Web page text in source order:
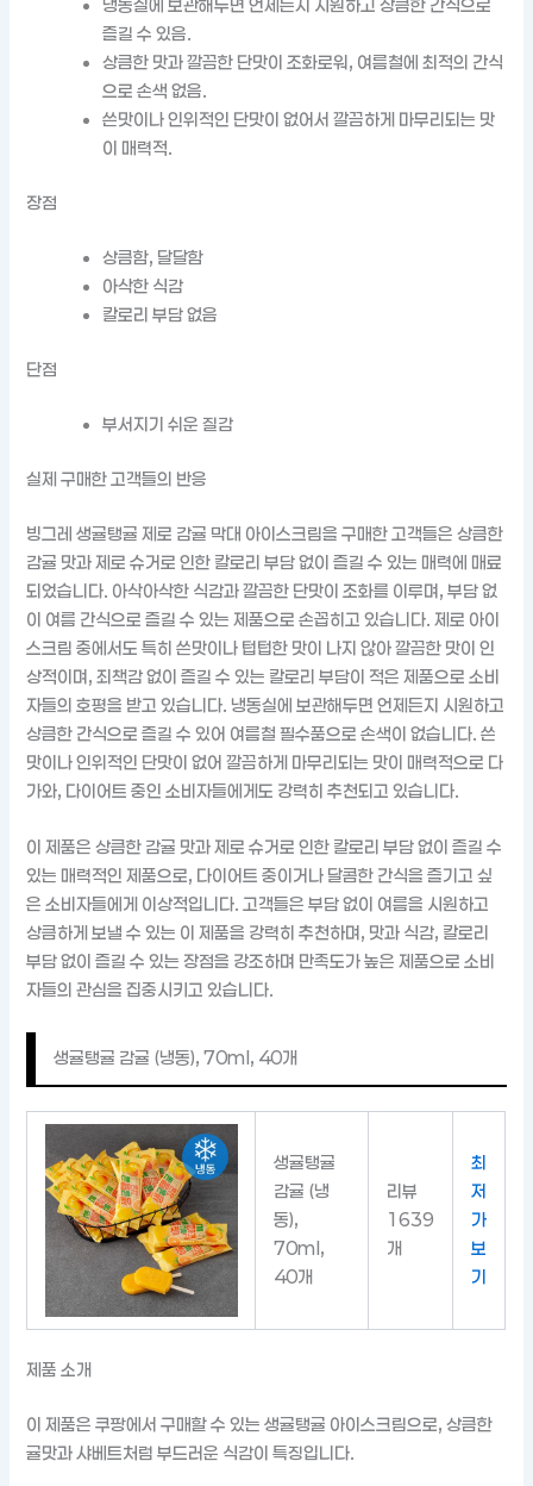
냉동실에 보관해두면 언제든지 시원하고 상큼한 간식으로
즐길 수 있음.
상큼한 맛과 깔끔한 단맛이 조화로워, 여름철에 최적의 간식
으로 손색 없음.
쓴맛이나 인위적인 단맛이 없어서 깔끔하게 마무리되는 맛
이 매력적.
장점
상큼함, 달달함
아삭한 식감
칼로리 부담 없음
단점
부서지기 쉬운 질감
실제 구매한 고객들의 반응
빙그레 생귤탱귤 제로 감귤 막대 아이스크림을 구매한 고객들은 상큼한
감귤 맛과 제로 슈거로 인한 칼로리 부담 없이 즐길 수 있는 매력에 매료
되었습니다. 아삭아삭한 식감과 깔끔한 단맛이 조화를 이루며, 부담 없
이 여름 간식으로 즐길 수 있는 제품으로 손꼽히고 있습니다. 제로 아이
스크림 중에서도 특히 쓴맛이나 텁텁한 맛이 나지 않아 깔끔한 맛이 인
상적이며, 죄책감 없이 즐길 수 있는 칼로리 부담이 적은 제품으로 소비
자들의 호평을 받고 있습니다. 냉동실에 보관해두면 언제든지 시원하고
상큼한 간식으로 즐길 수 있어 여름철 필수품으로 손색이 없습니다. 쓴
맛이나 인위적인 단맛이 없어 깔끔하게 마무리되는 맛이 매력적으로 다
가와, 다이어트 중인 소비자들에게도 강력히 추천되고 있습니다.
이 제품은 상큼한 감귤 맛과 제로 슈거로 인한 칼로리 부담 없이 즐길 수
있는 매력적인 제품으로, 다이어트 중이거나 달콤한 간식을 즐기고 싶
은 소비자들에게 이상적입니다. 고객들은 부담 없이 여름을 시원하고
상큼하게 보낼 수 있는 이 제품을 강력히 추천하며, 맛과 식감, 칼로리
부담 없이 즐길 수 있는 장점을 강조하며 만족도가 높은 제품으로 소비
자들의 관심을 집중시키고 있습니다.
생귤탱귤 감귤 (냉동), 70ml, 40개
생귤탱귤
감귤 (냉
동),
70ml,
40개
리뷰
1639
개
최
저
가
보
기
제품 소개
이 제품은 쿠팡에서 구매할 수 있는 생귤탱귤 아이스크림으로, 상큼한
귤맛과 샤베트처럼 부드러운 식감이 특징입니다.